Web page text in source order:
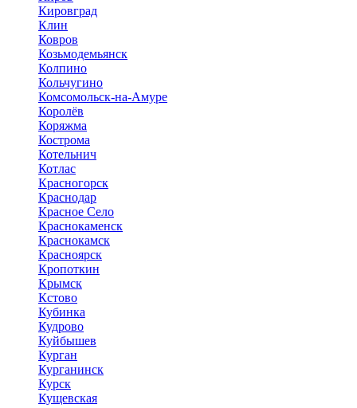
Кировград
Клин
Ковров
Козьмодемьянск
Колпино
Кольчугино
Комсомольск-на-Амуре
Королёв
Коряжма
Кострома
Котельнич
Котлас
Красногорск
Краснодар
Красное Село
Краснокаменск
Краснокамск
Красноярск
Кропоткин
Крымск
Кстово
Кубинка
Кудрово
Куйбышев
Курган
Курганинск
Курск
Кущевская